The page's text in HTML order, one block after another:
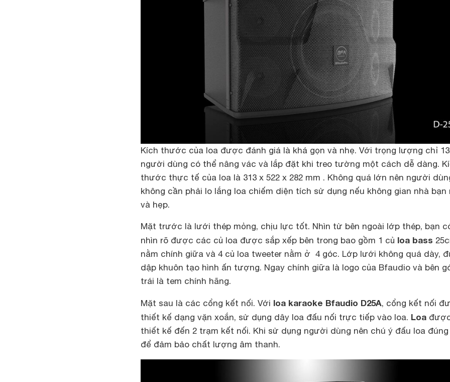
Kích thước của loa được đánh giá là khá gọn và nhẹ. Với trọng lượng chỉ
người dùng có thể nâng vác và lắp đặt khi treo tường một cách dễ dàng.
thước thực tế của loa là 313 x 522 x 282 mm . Không quá lớn nên người
không cần phải lo lắng loa chiếm diện tích sử dụng nếu không gian nhà bạn
và hẹp.
Mặt trước là lưới thép mỏng, chịu lực tốt. Nhìn từ bên ngoài lớp thép, bạn
nhìn rõ được các củ loa được sắp xếp bên trong bao gồm 1 củ loa bass
nằm chính giữa và 4 củ loa tweeter nằm ở 4 góc. Lớp lưới không quá dày,
dập khuôn tạo hình ấn tượng. Ngay chính giữa là logo của Bfaudio và bên
trái là tem chính hãng.
Mặt sau là các cổng kết nối. Với loa karaoke Bfaudio D25A, cổng kết nối đư
thiết kế dạng vặn xoắn, sử dụng dây loa đấu nối trực tiếp vào loa. Loa
thiết kế đến 2 trạm kết nối. Khi sử dụng người dùng nên chú ý đấu loa
để đảm bảo chất lượng âm thanh.